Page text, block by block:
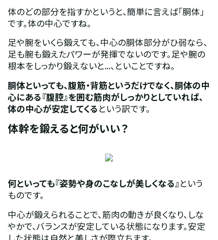
体のどの部分を指すかというと、簡単に言えば「胴体」
です。体の中心ですね。
足や腕をいくら鍛えても、中心の胴体部分がひ弱なら、
足も腕も鍛えたパワーが発揮でないのです。足や腕の
根本をしっかり鍛えないと...、といことですね。
胴体といっても、腹筋・背筋というだけでなく、胴体の中
心にある『腹腔』を囲む筋肉がしっかりとしていれば、
体の中心が安定してくるという訳です。
体幹を鍛えると何がいい？
何といっても『姿勢や身のこなしが美しくなる』という
ものです。
中心が鍛えられることで、筋肉の動きが良くなり、しな
やかで、バランスが安定している状態になります。安定
した状態は自然と美しさが際立ちます。